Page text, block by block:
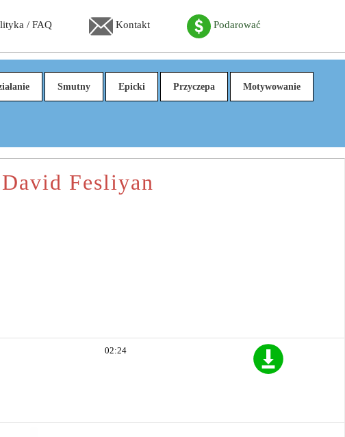
/ FAQ Kontakt Podarować
Smutny Epicki Przyczepa Motywowanie
Fesliyan
02:24